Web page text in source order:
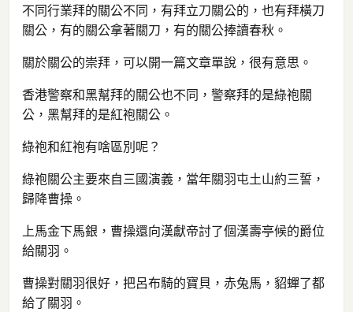
不同行業拜的關公不同，有拜立刀關公的，也有拜橫刀
關公，有的關公拿著關刀，有的關公捧讀春秋。
關於關公的崇拜，可以開一篇文章單說，很有意思。
香港警察和黑幫拜的關公也不同，警察拜的是綠袍關
公，黑幫拜的是紅袍關公。
綠袍和紅袍有啥區別呢？
綠袍關公主要來自三國演義，當年關羽屯土山約三誓，
歸降曹操。
上馬金下馬銀，曹操還向漢獻帝討了個漢壽亭候的爵位
給關羽。
曹操對關羽很好，把呂布騎的寶貝，赤兔馬，貂蟬了都
給了關羽。